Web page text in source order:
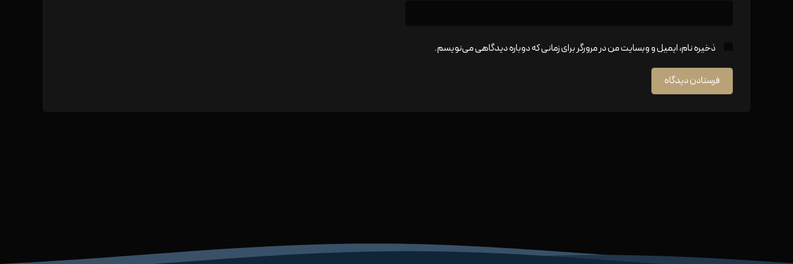
ذخیره نام، ایمیل و وبسایت من در مرورگر برای زمانی که دوباره دیدگاهی می‌نویسم.